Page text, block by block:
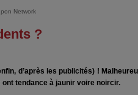
Network
?
d’après les publicités) !
ont tendance à jaunir voire noircir.